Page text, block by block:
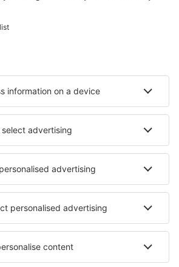
Beliebte Städte
Hotels in Nizza
Hotels in Port-la-Nouvelle
Hotels in Howland Hotels in Padova
Hotels in Kriessern